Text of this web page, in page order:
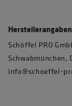
Herstellerangaben
Schöffel PRO
Schwabmünchen,
info@schoeffel-